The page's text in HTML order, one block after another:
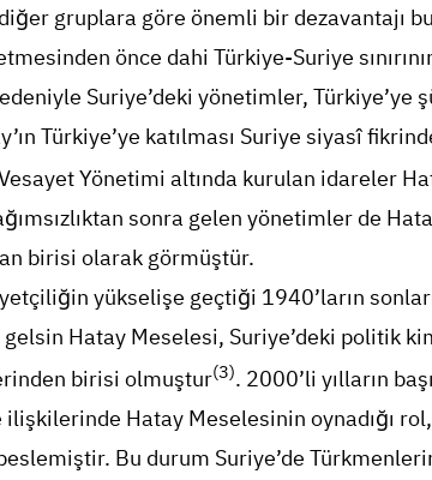
gruplara göre önemli bir dezavantajı
önce dahi Türkiye-Suriye
Suriye’deki yönetimler, Türkiye’ye
Türkiye’ye katılması Suriye siyasî
Yönetimi altında kurulan idareler
sonra gelen yönetimler de
birisi olarak görmüştür.
yükselişe geçtiği 1940’ların
Hatay Meselesi, Suriye’deki politik
birisi olmuştur(3). 2000’li yılların
Hatay Meselesinin oynadığı
Bu durum Suriye’de